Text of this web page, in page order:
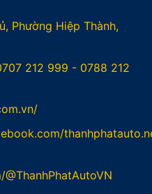
Phường Hiệp Thành,
212 999 - 0788 212